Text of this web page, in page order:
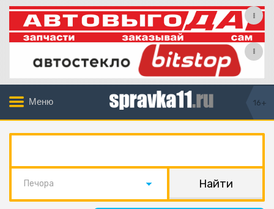
Меню 16+
Печора